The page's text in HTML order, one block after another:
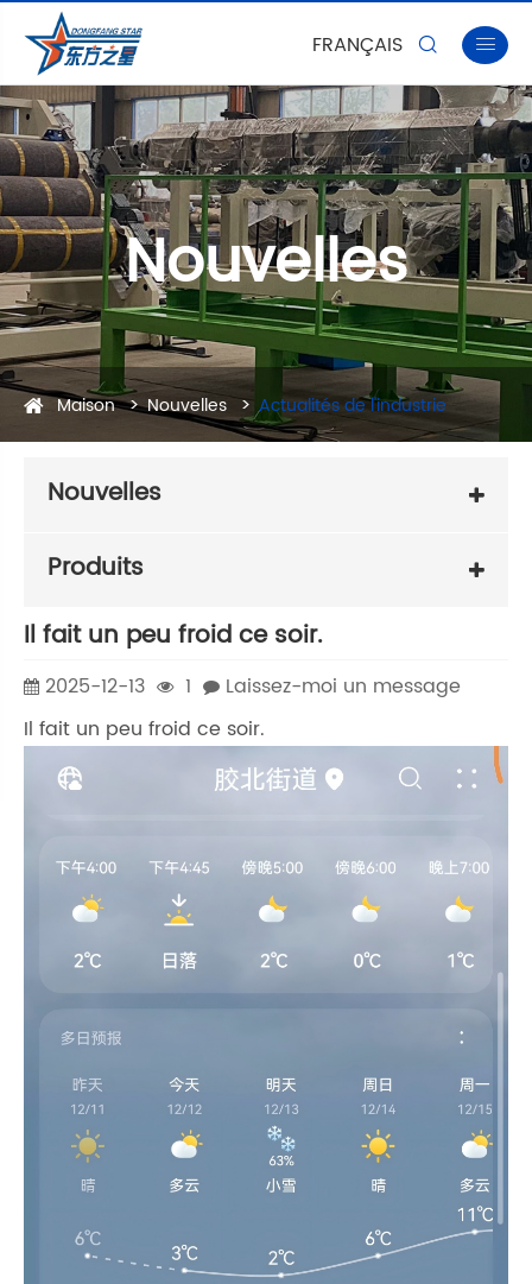
FRANÇAIS  
Nouvelles
Maison Nouvelles Actualités de l'industrie
Nouvelles
Produits
Il fait un peu froid ce soir.
2025-12-13 1
Laissez-moi un message
Il fait un peu froid ce soir.